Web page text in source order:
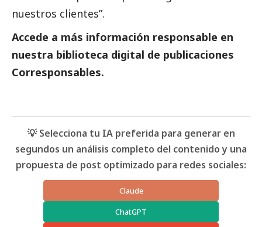
nuestros clientes”.
Accede a más información responsable en
nuestra biblioteca digital de publicaciones
Corresponsables.
💡 Selecciona tu IA preferida para generar en
segundos un análisis completo del contenido y una
propuesta de post optimizado para redes sociales:
Claude
ChatGPT